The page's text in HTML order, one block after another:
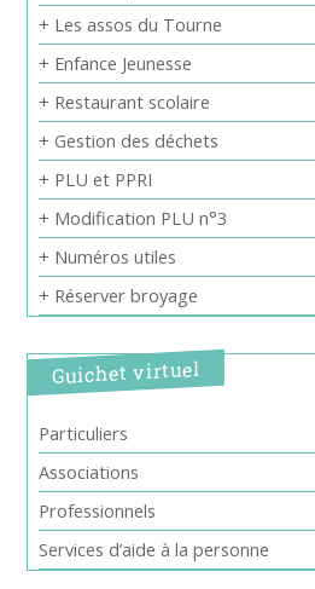
+ Les assos du Tourne
+ Enfance Jeunesse
+ Restaurant scolaire
+ Gestion des déchets
+ PLU et PPRI
+ Modification PLU n°3
+ Numéros utiles
+ Réserver broyage
Guichet virtuel
Particuliers
Associations
Professionnels
Services d’aide à la personne